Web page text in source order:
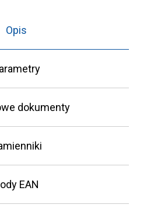
Opis
dokumenty
EAN